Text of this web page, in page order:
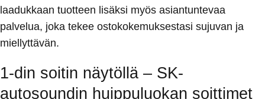
laadukkaan tuotteen lisäksi myös asiantuntevaa
palvelua, joka tekee ostokokemuksestasi sujuvan ja
miellyttävän.
1-din soitin näytöllä – SK-
autosoundin huippuluokan soittimet